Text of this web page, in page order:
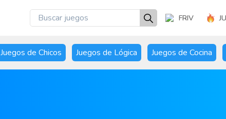
FRIV
Juegos de Chicos Juegos de Lógica Juegos de Cocina